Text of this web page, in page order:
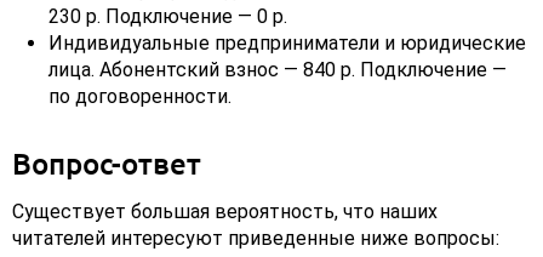
230 р. Подключение — 0 р.
Индивидуальные предприниматели и юридические
лица. Абонентский взнос — 840 р. Подключение —
по договоренности.
Вопрос-ответ
Существует большая вероятность, что наших
читателей интересуют приведенные ниже вопросы: